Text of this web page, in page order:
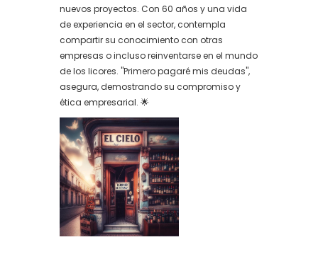
nuevos proyectos. Con 60 años y una vida
de experiencia en el sector, contempla
compartir su conocimiento con otras
empresas o incluso reinventarse en el mundo
de los licores. "Primero pagaré mis deudas",
asegura, demostrando su compromiso y
ética empresarial. 🌟